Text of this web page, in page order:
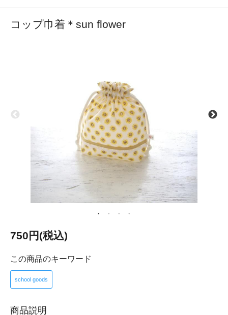
コップ巾着＊sun flower
750円(税込)
この商品のキーワード
school goods
商品説明